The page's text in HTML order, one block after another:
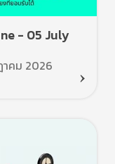
- 05 July
าคม 2026